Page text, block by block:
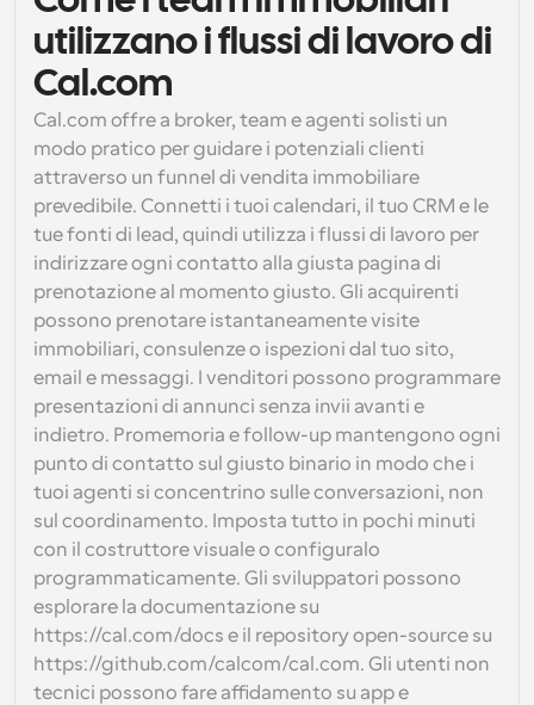
Programmazione potenziata con chiamate
supportate dall'IA
Flussi di lavoro
Blog
Rimani aggiornato con le ultime notizie e aggiornamenti
Riunioni Instantanee
Incontrare i clienti in pochi minuti
Link di Gruppo Dinamico
Prenota senza sforzo riunioni con più persone
Webhook
Ricevi una notifica quando succede qualcosa
utilizzano i flussi di lavoro di
Cal.com
Cal.com offre a broker, team e agenti solisti un
modo pratico per guidare i potenziali clienti
attraverso un funnel di vendita immobiliare
prevedibile. Connetti i tuoi calendari, il tuo CRM e le
tue fonti di lead, quindi utilizza i flussi di lavoro per
indirizzare ogni contatto alla giusta pagina di
prenotazione al momento giusto. Gli acquirenti
possono prenotare istantaneamente visite
immobiliari, consulenze o ispezioni dal tuo sito,
email e messaggi. I venditori possono programmare
presentazioni di annunci senza invii avanti e
indietro. Promemoria e follow-up mantengono ogni
punto di contatto sul giusto binario in modo che i
tuoi agenti si concentrino sulle conversazioni, non
sul coordinamento. Imposta tutto in pochi minuti
con il costruttore visuale o configuralo
programmaticamente. Gli sviluppatori possono
esplorare la documentazione su
https://cal.com/docs e il repository open-source su
https://github.com/calcom/cal.com. Gli utenti non
tecnici possono fare affidamento su app e